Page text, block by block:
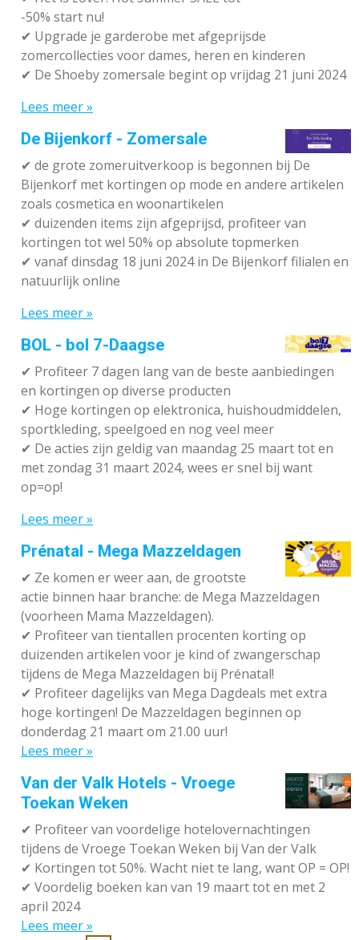
-50% start nu!
✔ Upgrade je garderobe met afgeprijsde
zomercollecties voor dames, heren en kinderen
✔ De Shoeby zomersale begint op vrijdag 21 juni 2024
Lees meer »
De Bijenkorf - Zomersale
✔ de grote zomeruitverkoop is begonnen bij De
Bijenkorf met kortingen op mode en andere artikelen
zoals cosmetica en woonartikelen
✔ duizenden items zijn afgeprijsd, profiteer van
kortingen tot wel 50% op absolute topmerken
✔ vanaf dinsdag 18 juni 2024 in De Bijenkorf filialen en
natuurlijk online
Lees meer »
BOL - bol 7-Daagse
✔ Profiteer 7 dagen lang van de beste aanbiedingen
en kortingen op diverse producten
✔ Hoge kortingen op elektronica, huishoudmiddelen,
sportkleding, speelgoed en nog veel meer
✔ De acties zijn geldig van maandag 25 maart tot en
met zondag 31 maart 2024, wees er snel bij want
op=op!
Lees meer »
Prénatal - Mega Mazzeldagen
✔ Ze komen er weer aan, de grootste
actie binnen haar branche: de Mega Mazzeldagen
(voorheen Mama Mazzeldagen).
✔ Profiteer van tientallen procenten korting op
duizenden artikelen voor je kind of zwangerschap
tijdens de Mega Mazzeldagen bij Prénatal!
✔ Profiteer dagelijks van Mega Dagdeals met extra
hoge kortingen! De Mazzeldagen beginnen op
donderdag 21 maart om 21.00 uur!
Lees meer »
Van der Valk Hotels - Vroege
Toekan Weken
✔ Profiteer van voordelige hotelovernachtingen
tijdens de Vroege Toekan Weken bij Van der Valk
✔ Kortingen tot 50%. Wacht niet te lang, want OP = OP!
✔ Voordelig boeken kan van 19 maart tot en met 2
april 2024
Lees meer »